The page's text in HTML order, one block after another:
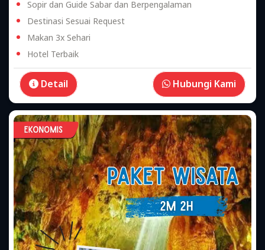
Sopir dan Guide Sabar dan Berpengalaman
Destinasi Sesuai Request
Makan 3x Sehari
Hotel Terbaik
Detail Hubungi Kami